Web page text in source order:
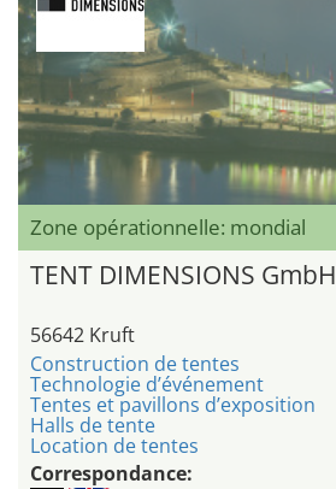
Zone opérationnelle: mondial
TENT DIMENSIONS GmbH
56642 Kruft
Construction de tentes
Technologie d’événement
Tentes et pavillons d’exposition
Halls de tente
Location de tentes
Correspondance: